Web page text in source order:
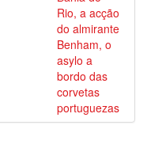
Rio, a acção
do almirante
Benham, o
asylo a
bordo das
corvetas
portuguezas